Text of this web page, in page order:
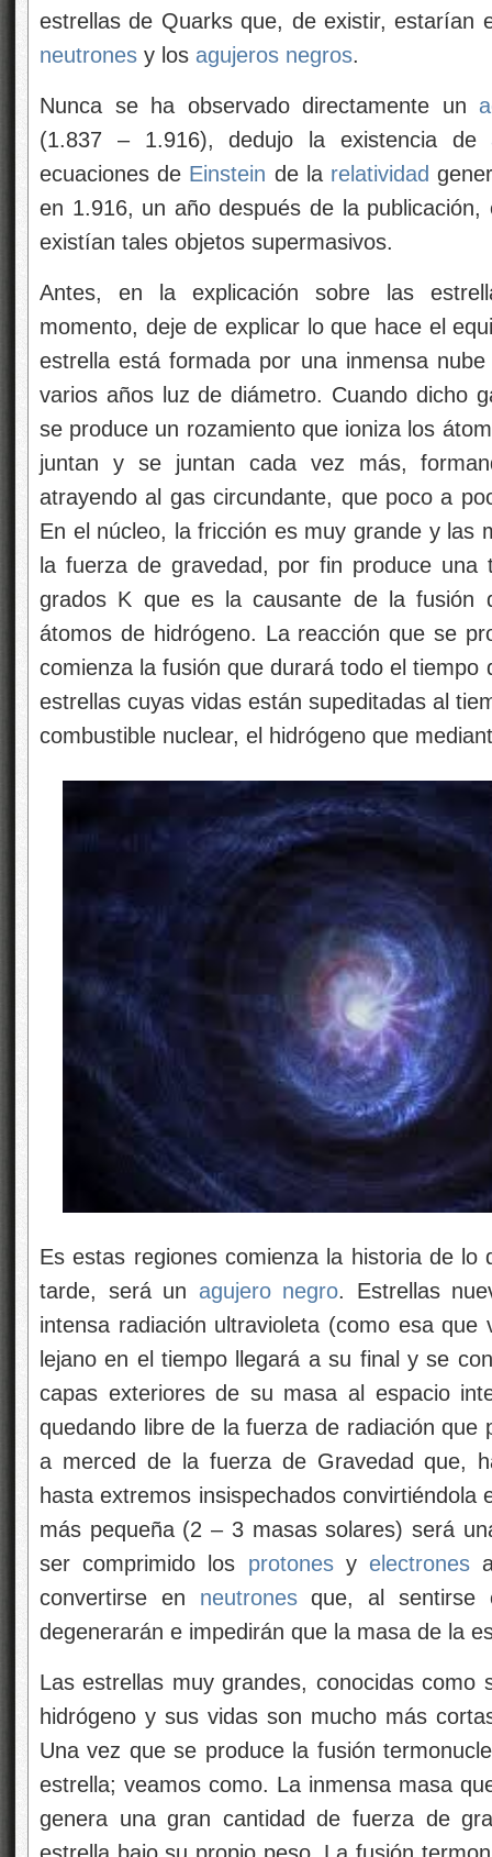
estrellas de Quarks que, de existir, estarían
neutrones y los agujeros negros.
Nunca se ha observado directamente un
(1.837 – 1.916), dedujo la existencia de
ecuaciones de Einstein de la relatividad
en 1.916, un año después de la
existían tales objetos supermasivos.
Antes, en la explicación sobre las
momento, deje de explicar lo que hace el
estrella está formada por una inmensa
varios años luz de diámetro. Cuando dicho
se produce un rozamiento que ioniza los
juntan y se juntan cada vez más,
atrayendo al gas circundante, que poco a
En el núcleo, la fricción es muy grande y las
la fuerza de gravedad, por fin produce una
grados K que es la causante de la
átomos de hidrógeno. La reacción que se
comienza la fusión que durará todo el
estrellas cuyas vidas están supeditadas al
combustible nuclear, el hidrógeno que
Es estas regiones comienza la historia de lo
tarde, será un agujero negro. Estrellas
intensa radiación ultravioleta (como esa
lejano en el tiempo llegará a su final y se
capas exteriores de su masa al espacio
quedando libre de la fuerza de radiación que
a merced de la fuerza de Gravedad que,
hasta extremos insispechados convirtiéndola
más pequeña (2 – 3 masas solares) será
ser comprimido los protonesyelectrones
convertirse en neutronesque, al sentirse
degenerarán e impedirán que la masa de la
Las estrellas muy grandes, conocidas como
hidrógeno y sus vidas son mucho más
Una vez que se produce la fusión
estrella; veamos como. La inmensa masa
genera una gran cantidad de fuerza de
estrella bajo su propio peso. La fusión